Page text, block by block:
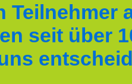
Teilnehmer
seit über